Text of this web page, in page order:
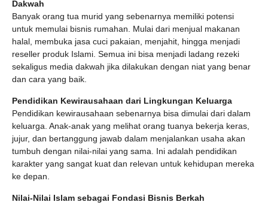
Dakwah
Banyak orang tua murid yang sebenarnya memiliki potensi
untuk memulai bisnis rumahan. Mulai dari menjual makanan
halal, membuka jasa cuci pakaian, menjahit, hingga menjadi
reseller produk Islami. Semua ini bisa menjadi ladang rezeki
sekaligus media dakwah jika dilakukan dengan niat yang benar
dan cara yang baik.
Pendidikan Kewirausahaan dari Lingkungan Keluarga
Pendidikan kewirausahaan sebenarnya bisa dimulai dari dalam
keluarga. Anak-anak yang melihat orang tuanya bekerja keras,
jujur, dan bertanggung jawab dalam menjalankan usaha akan
tumbuh dengan nilai-nilai yang sama. Ini adalah pendidikan
karakter yang sangat kuat dan relevan untuk kehidupan mereka
ke depan.
Nilai-Nilai Islam sebagai Fondasi Bisnis Berkah